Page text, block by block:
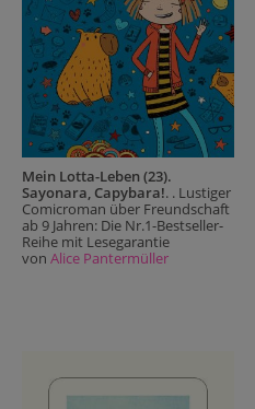
Mein Lotta-Leben (23).
Sayonara, Capybara!. . Lustiger
Comicroman über Freundschaft
ab 9 Jahren: Die Nr.1-Bestseller-
Reihe mit Lesegarantie
von Alice Pantermüller